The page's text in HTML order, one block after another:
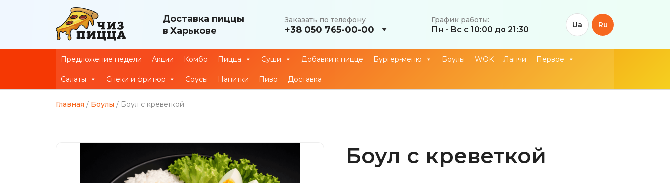
Доставка пиццы
в Харькове
Заказать по телефону
+38 050 765-00-00
График работы:
Пн - Вс с 10:00 до 21:30 Ua Ru
Предложение недели Акции Комбо Пицца Суши Добавки к пицце Бургер-меню Боулы WOK Ланчи Первое
Салаты Снеки и фритюр Соусы Напитки Пиво Доставка
Главная / Боулы / Боул с креветкой
Боул с креветкой